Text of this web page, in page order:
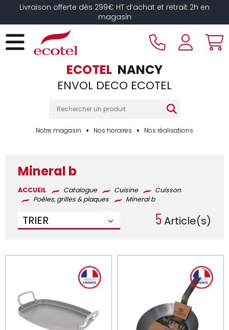
Livraison offerte dès 299€ HT d’achat et retrait 2h en
magasin
ECOTEL NANCY
ENVOL DECO ECOTEL
Notre magasin Nos horaires Nos réalisations
Mineral b
ACCUEIL Catalogue Cuisine
Cuisson
Poêles, grilles & plaques
Mineral b
TRIER 5Article(s)
Panneau de gestion des cookies